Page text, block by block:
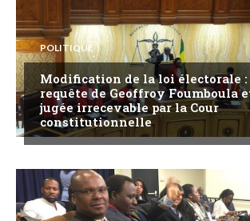
POLITIQUE
Modification de la loi électorale :
requête de Geoffroy Foumboula
jugée irrecevable par la Cour
constitutionnelle